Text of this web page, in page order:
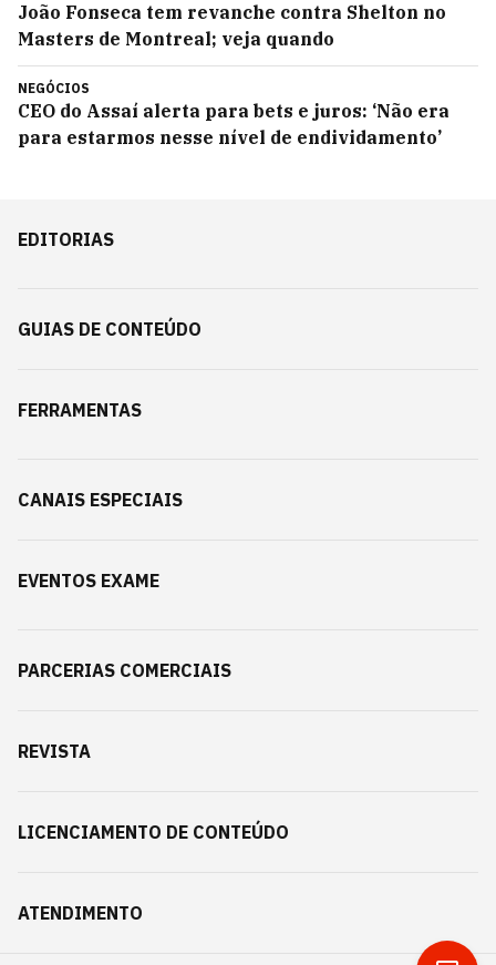
João Fonseca tem revanche contra Shelton no
Masters de Montreal; veja quando
NEGÓCIOS
CEO do Assaí alerta para bets e juros: ‘Não era
para estarmos nesse nível de endividamento’
EDITORIAS
GUIAS DE CONTEÚDO
FERRAMENTAS
CANAIS ESPECIAIS
EVENTOS EXAME
PARCERIAS COMERCIAIS
REVISTA
LICENCIAMENTO DE CONTEÚDO
ATENDIMENTO